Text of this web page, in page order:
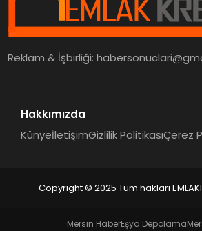
Reklam & İşbirliği:
Hakkımızda
KünyeİletişimGizlilik PolitikasıÇerez
Copyright © 2025 Tüm hakları
Mersin HaberEşya Depolama